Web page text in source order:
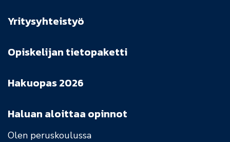
Haluan aloittaa opinnot
Olen peruskoulussa
Yritysyhteistyö
Opiskelijan tietopaketti
Hakuopas 2026